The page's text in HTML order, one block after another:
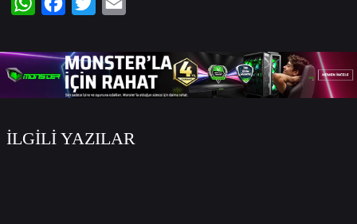
İLGİLİ YAZILAR